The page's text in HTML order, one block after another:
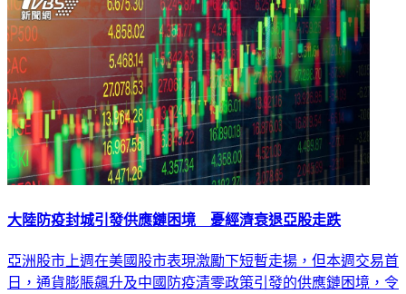
大陸防疫封城引發供應鏈困境 憂經濟衰退亞股走跌
亞洲股市上週在美國股市表現激勵下短暫走揚，但本週交易首
日，通貨膨脹飆升及中國防疫清零政策引發的供應鏈困境，令